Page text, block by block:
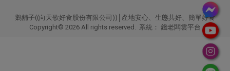
鵝舖子((向天歌好食股份有限公司))│產地安心、生態共好、簡單好食
Copyright© 2026 All rights reserved. 系統： 錢老闆雲平台